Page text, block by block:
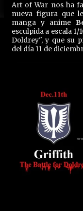
Art of War nos ha
nueva figura que
manga y anime
esculpida a escala
Doldrey", y que su
del día 11 de